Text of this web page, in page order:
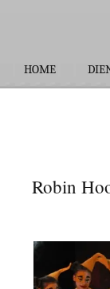
HOME
Robin